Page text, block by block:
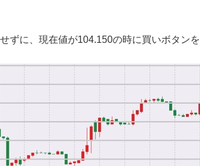
ずに、現在値が104.150の時に買いボタン